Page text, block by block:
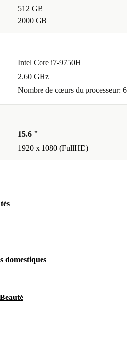
512 GB
2000 GB
Intel Core i7-9750H
2.60 GHz
Nombre de cœurs du processeur: 6
15.6 "
1920 x 1080 (FullHD)
domestiques